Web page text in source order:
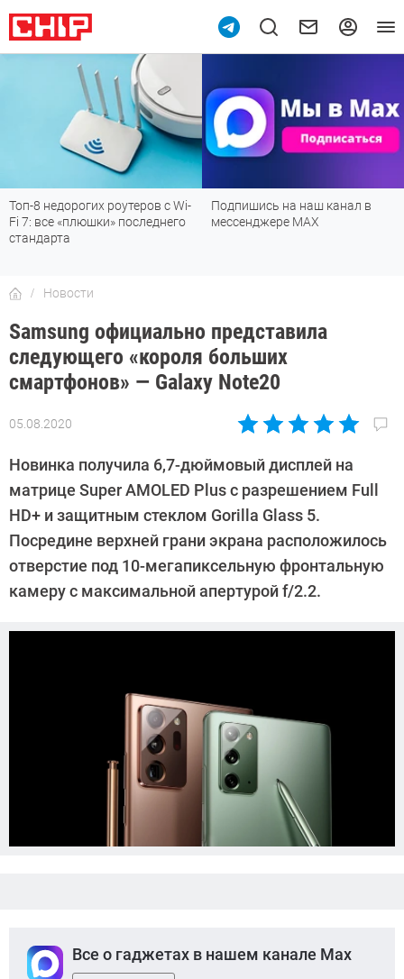
роутеров с Wi-
последнего
Подпишись на наш канал в
мессенджере МАХ
Рейтинг
Новости
Samsung официально представила
следующего «короля больших
смартфонов» — Galaxy Note20
05.08.2020
Автор:
Кошик
Новинка получила 6,7-дюймовый дисплей на
матрице Super AMOLED Plus с разрешением Full
HD+ и защитным стеклом Gorilla Glass 5.
Посредине верхней грани экрана расположилось
отверстие под 10-мегапиксельную фронтальную
камеру с максимальной апертурой f/2.2.
Все о гаджетах в нашем канале Max